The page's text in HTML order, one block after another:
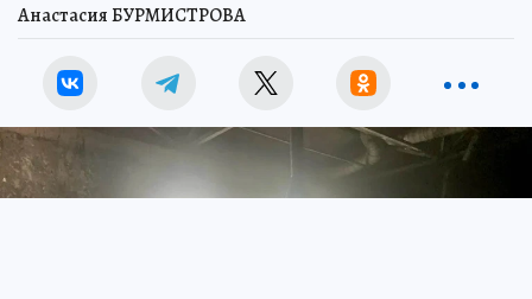
Анастасия БУРМИСТРОВА